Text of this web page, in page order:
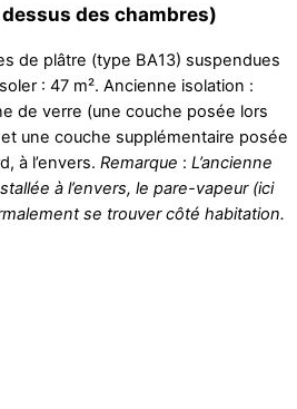
des chambres)
de plâtre (type BA13) suspendues
: 47 m². Ancienne isolation :
de verre (une couche posée lors
une couche supplémentaire posée
à l’envers. Remarque : L’ancienne
à l’envers, le pare-vapeur (ici
se trouver côté habitation.